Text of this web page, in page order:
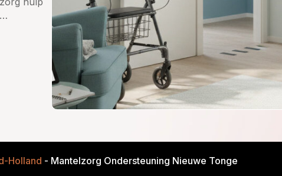
Holland - Mantelzorg Ondersteuning Nieuwe Tonge